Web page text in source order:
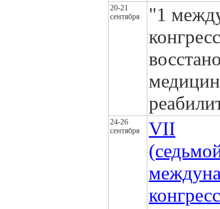
20-21
сентября
"1
24-26
сентября
VII
конгресс